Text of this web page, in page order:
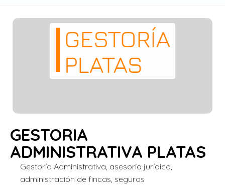
GESTORIA
ADMINISTRATIVA PLATAS
Gestoría Administrativa, asesoría jurídica,
administración de fincas, seguros